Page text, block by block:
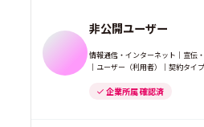
非公開ユーザー
情報通信・インターネット｜宣伝
｜ユーザー（利用者）｜契約タイ
企業所属 確認済